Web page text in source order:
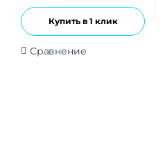
Купить в 1 клик
Сравнение